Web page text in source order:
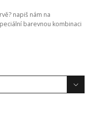
napiš nám na
barevnou kombinaci